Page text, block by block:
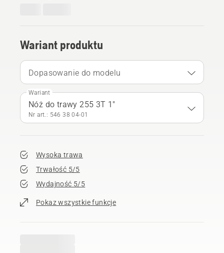
Wariant produktu
Dopasowanie do modelu
Wariant
Nóż do trawy 255 3T 1"
Nr art.: 546 38 04‑01
Wysoka trawa
Trwałość 5/5
Wydajność 5/5
Pokaz wszystkie funkcje